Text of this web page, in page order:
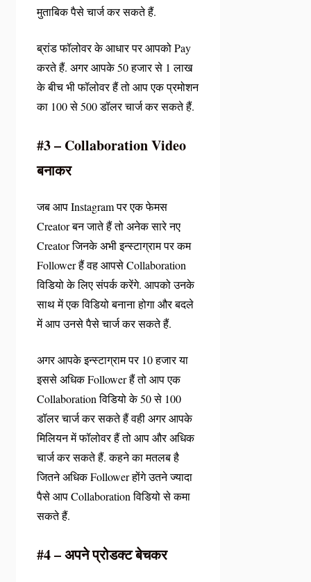
मुताबिक पैसे चार्ज कर सकते हैं.
ब्रांड फॉलोवर के आधार पर आपको Pay
करते हैं. अगर आपके 50 हजार से 1 लाख
के बीच भी फॉलोवर हैं तो आप एक प्रमोशन
का 100 से 500 डॉलर चार्ज कर सकते हैं.
#3 – Collaboration Video
बनाकर
जब आप Instagram पर एक फेमस
Creator बन जाते हैं तो अनेक सारे नए
Creator जिनके अभी इन्स्टाग्राम पर कम
Follower हैं वह आपसे Collaboration
विडियो के लिए संपर्क करेंगे. आपको उनके
साथ में एक विडियो बनाना होगा और बदले
में आप उनसे पैसे चार्ज कर सकते हैं.
अगर आपके इन्स्टाग्राम पर 10 हजार या
इससे अधिक Follower हैं तो आप एक
Collaboration विडियो के 50 से 100
डॉलर चार्ज कर सकते हैं वही अगर आपके
मिलियन में फॉलोवर हैं तो आप और अधिक
चार्ज कर सकते हैं. कहने का मतलब है
जितने अधिक Follower होंगे उतने ज्यादा
पैसे आप Collaboration विडियो से कमा
सकते हैं.
#4 – अपने प्रोडक्ट बेचकर